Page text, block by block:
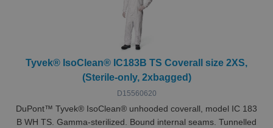
Tyvek® IsoClean® IC183B TS Coverall size 2XS,
(Sterile-only, 2xbagged)
D15560620
DuPont™ Tyvek® IsoClean® unhooded coverall, model IC 183
B WH TS. Gamma-sterilized. Bound internal seams. Tunnelled